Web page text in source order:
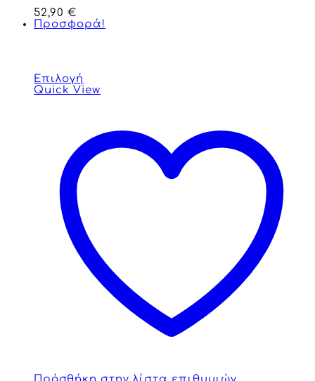
52,90 €
Προσφορά!
Επιλογή
Quick View